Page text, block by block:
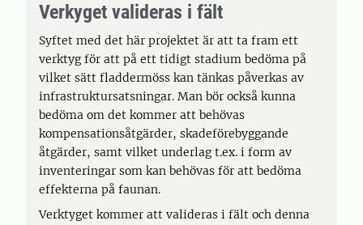
Verkyget valideras i fält
Syftet med det här projektet är att ta fram ett
verktyg för att på ett tidigt stadium bedöma på
vilket sätt fladdermöss kan tänkas påverkas av
infrastruktursatsningar. Man bör också kunna
bedöma om det kommer att behövas
kompensationsåtgärder, skadeförebyggande
åtgärder, samt vilket underlag t.ex. i form av
inventeringar som kan behövas för att bedöma
effekterna på faunan.
Verktyget kommer att valideras i fält och denna